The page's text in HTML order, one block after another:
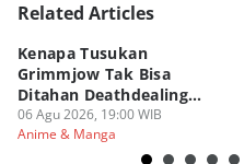
Related Articles
Kenapa Tusukan
Grimmjow Tak Bisa
Ditahan Deathdealing
Askin Bleach?
06 Agu 2026, 19:00 WIB
Anime & Manga